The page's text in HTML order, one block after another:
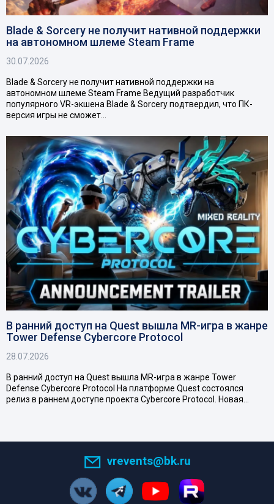
Blade & Sorcery не получит нативной поддержки
на автономном шлеме Steam Frame
30.07.2026
Blade & Sorcery не получит нативной поддержки на
автономном шлеме Steam Frame Ведущий разработчик
популярного VR-экшена Blade & Sorcery подтвердил, что ПК-
версия игры не сможет…
В ранний доступ на Quest вышла MR-игра в жанре
Tower Defense Cybercore Protocol
28.07.2026
В ранний доступ на Quest вышла MR-игра в жанре Tower
Defense Cybercore Protocol На платформе Quest состоялся
релиз в раннем доступе проекта Cybercore Protocol. Новая…
vrevents@bk.ru